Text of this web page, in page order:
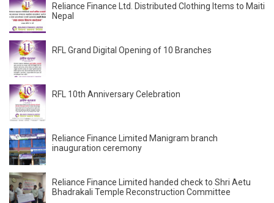
Reliance Finance Ltd. Distributed Clothing Items to Maiti
Nepal
RFL Grand Digital Opening of 10 Branches
RFL 10th Anniversary Celebration
Reliance Finance Limited Manigram branch
inauguration ceremony
Reliance Finance Limited handed check to Shri Aetu
Bhadrakali Temple Reconstruction Committee